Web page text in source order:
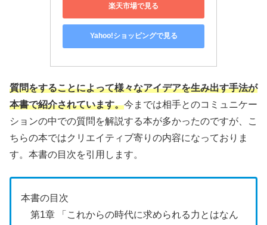
楽天市場で見る
Yahoo!ショッピングで見る
質問をすることによって様々なアイデアを生み出す手法が
本書で紹介されています。今までは相手とのコミュニケー
ションの中での質問を解説する本が多かったのですが、こ
ちらの本ではクリエイティブ寄りの内容になっておりま
す。本書の目次を引用します。
本書の目次
第1章 「これからの時代に求められる力とはなん